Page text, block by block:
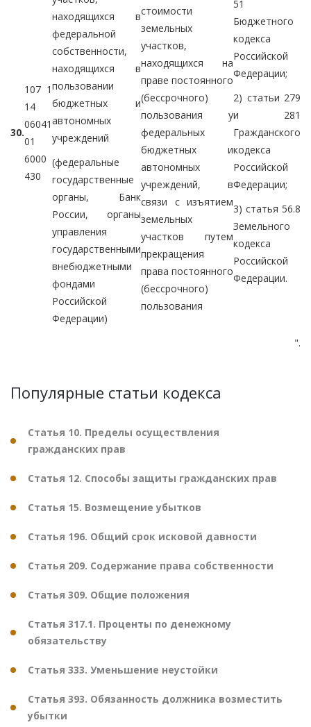
30.
107 1
14
06041
01
6000
430
находящихся в
федеральной
собственности,
находящихся в
пользовании
бюджетных и
автономных
учреждений
(федеральные
государственные
органы, Банк
России, органы
управления
государственными
внебюджетными
фондами
Российской
Федерации)
стоимости
земельных
участков,
находящихся на
праве постоянного
(бессрочного)
пользования у
федеральных
бюджетных и
автономных
учреждений, в
связи с изъятием
земельных
участков путем
прекращения
права постоянного
(бессрочного)
пользования
51
Бюджетного
кодекса
Российской
Федерации;
2) статьи 279
и 281
Гражданского
кодекса
Российской
Федерации;
3) статья 56.8
Земельного
кодекса
Российской
Федерации.
".
Популярные статьи кодекса
Статья 10. Пределы осуществления
гражданских прав
Статья 12. Способы защиты гражданских прав
Статья 15. Возмещение убытков
Статья 196. Общий срок исковой давности
Статья 209. Содержание права собственности
Статья 309. Общие положения
Статья 317.1. Проценты по денежному
обязательству
Статья 333. Уменьшение неустойки
Статья 393. Обязанность должника возместить
убытки